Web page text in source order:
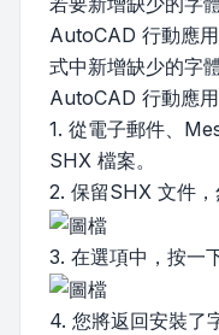
AutoCAD 行動應
式中新增缺少的字
AutoCAD 行動應
1. 從電子郵件、
SHX 檔案。
2. 保留SHX 文件，
3. 在選項中，按一
4. 您將返回安裝了